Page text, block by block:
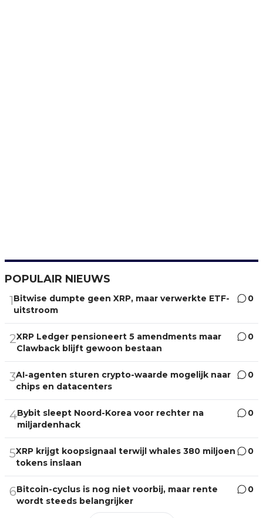
POPULAIR NIEUWS
1Bitwise dumpte geen XRP, maar verwerkte ETF-
uitstroom
0
2XRP Ledger pensioneert 5 amendments maar
Clawback blijft gewoon bestaan
0
3AI-agenten sturen crypto-waarde mogelijk naar
chips en datacenters
0
4Bybit sleept Noord-Korea voor rechter na
miljardenhack
0
5XRP krijgt koopsignaal terwijl whales 380 miljoen
tokens inslaan
0
6Bitcoin-cyclus is nog niet voorbij, maar rente
wordt steeds belangrijker
0